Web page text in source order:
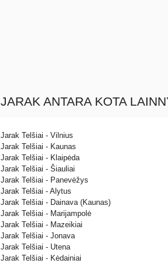
JARAK ANTARA KOTA
Jarak Telšiai - Vilnius
Jarak Telšiai - Kaunas
Jarak Telšiai - Klaipėda
Jarak Telšiai - Šiauliai
Jarak Telšiai - Panevėžys
Jarak Telšiai - Alytus
Jarak Telšiai - Dainava (Kaunas)
Jarak Telšiai - Marijampolė
Jarak Telšiai - Mazeikiai
Jarak Telšiai - Jonava
Jarak Telšiai - Utena
Jarak Telšiai - Kėdainiai